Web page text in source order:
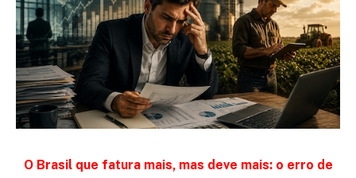
O Brasil que fatura mais, mas deve mais: o erro de